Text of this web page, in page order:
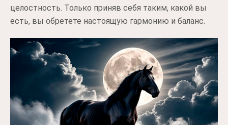
целостность. Только приняв себя таким, какой вы
есть, вы обретете настоящую гармонию и баланс.